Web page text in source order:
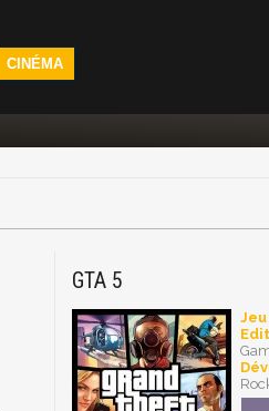
CINÉMA
GTA 5
Jeu